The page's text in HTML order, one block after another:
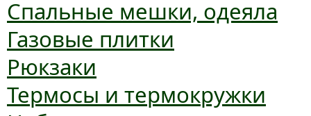
Спальные мешки, одеяла
Газовые плитки
Рюкзаки
Термосы и термокружки